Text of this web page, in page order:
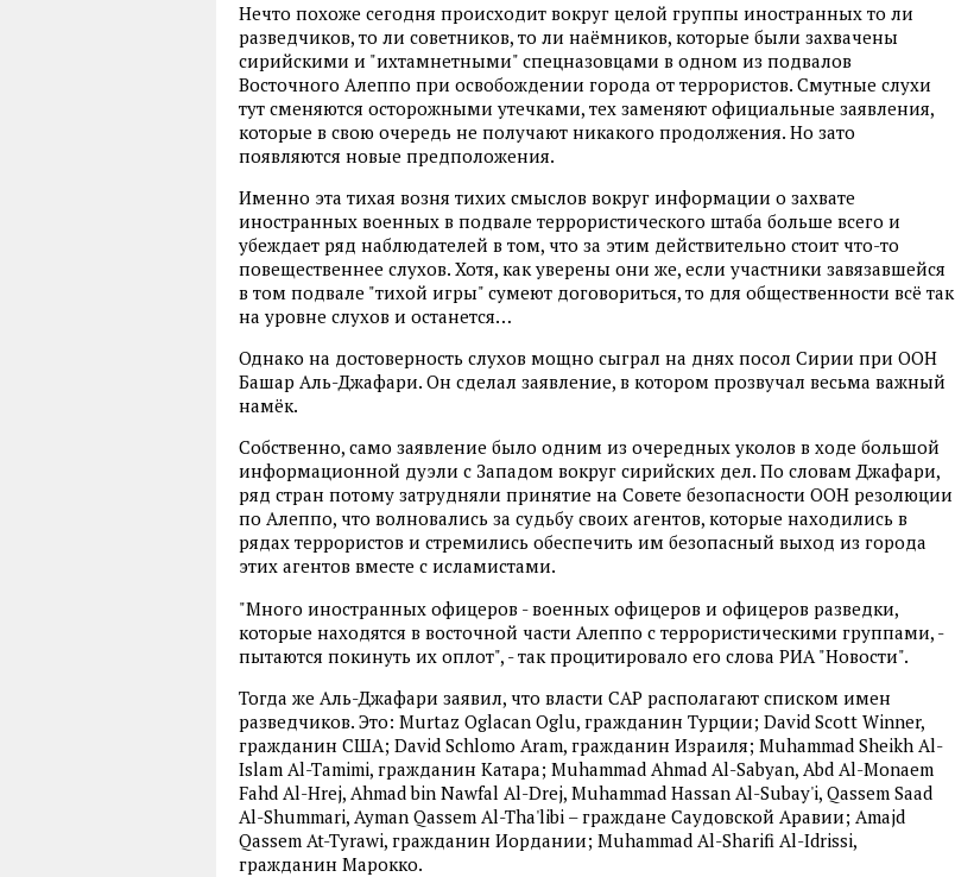
Нечто похоже сегодня происходит вокруг целой группы иностранных то ли
разведчиков, то ли советников, то ли наёмников, которые были захвачены
сирийскими и "ихтамнетными" спецназовцами в одном из подвалов
Восточного Алеппо при освобождении города от террористов. Смутные слухи
тут сменяются осторожными утечками, тех заменяют официальные заявления,
которые в свою очередь не получают никакого продолжения. Но зато
появляются новые предположения.
Именно эта тихая возня тихих смыслов вокруг информации о захвате
иностранных военных в подвале террористического штаба больше всего и
убеждает ряд наблюдателей в том, что за этим действительно стоит что-то
повещественнее слухов. Хотя, как уверены они же, если участники завязавшейся
в том подвале "тихой игры" сумеют договориться, то для общественности всё так
на уровне слухов и останется…
Однако на достоверность слухов мощно сыграл на днях посол Сирии при ООН
Башар Аль-Джафари. Он сделал заявление, в котором прозвучал весьма важный
намёк.
Собственно, само заявление было одним из очередных уколов в ходе большой
информационной дуэли с Западом вокруг сирийских дел. По словам Джафари,
ряд стран потому затрудняли принятие на Совете безопасности ООН резолюции
по Алеппо, что волновались за судьбу своих агентов, которые находились в
рядах террористов и стремились обеспечить им безопасный выход из города
этих агентов вместе с исламистами.
"Много иностранных офицеров - военных офицеров и офицеров разведки,
которые находятся в восточной части Алеппо с террористическими группами, -
пытаются покинуть их оплот", - так процитировало его слова РИА "Новости".
Тогда же Аль-Джафари заявил, что власти САР располагают списком имен
разведчиков. Это: Murtaz Oglacan Oglu, гражданин Турции; David Scott Winner,
гражданин США; David Schlomo Aram, гражданин Израиля; Muhammad Sheikh Al-
Islam Al-Tamimi, гражданин Катара; Muhammad Ahmad Al-Sabyan, Abd Al-Monaem
Fahd Al-Hrej, Ahmad bin Nawfal Al-Drej, Muhammad Hassan Al-Subay'i, Qassem Saad
Al-Shummari, Ayman Qassem Al-Tha'libi – граждане Саудовской Аравии; Amajd
Qassem At-Tyrawi, гражданин Иордании; Muhammad Al-Sharifi Al-Idrissi,
гражданин Марокко.